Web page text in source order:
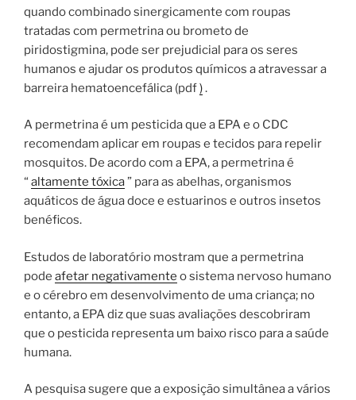
quando combinado sinergicamente com roupas
tratadas com permetrina ou brometo de
piridostigmina, pode ser prejudicial para os seres
humanos e ajudar os produtos químicos a atravessar a
barreira hematoencefálica (pdf).
A permetrina é um pesticida que a EPA e o CDC
recomendam aplicar em roupas e tecidos para repelir
mosquitos. De acordo com a EPA, a permetrina é
“ altamente tóxica” para as abelhas, organismos
aquáticos de água doce e estuarinos e outros insetos
benéficos.
Estudos de laboratório mostram que a permetrina
pode afetar negativamente o sistema nervoso humano
e o cérebro em desenvolvimento de uma criança; no
entanto, a EPA diz que suas avaliações descobriram
que o pesticida representa um baixo risco para a saúde
humana.
A pesquisa sugere que a exposição simultânea a vários